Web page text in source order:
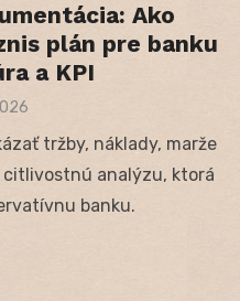
Ako
plán pre banku
a KPI
tržby, náklady, marže
citlivostnú analýzu, ktorá
banku.